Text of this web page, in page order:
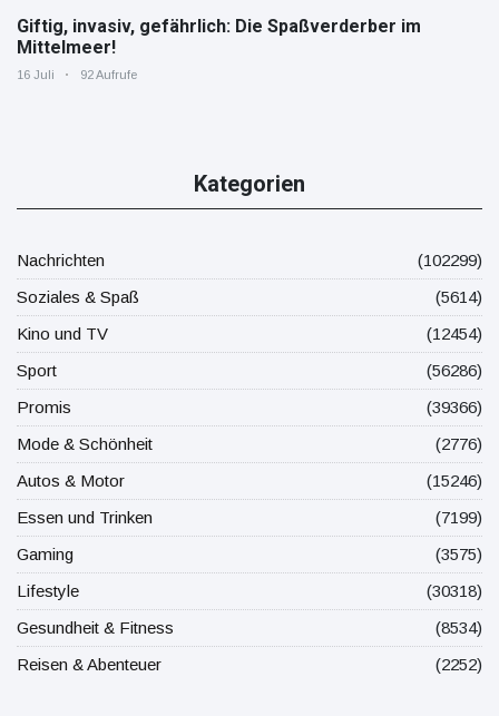
Giftig, invasiv, gefährlich: Die Spaßverderber im
Mittelmeer!
16 Juli 92 Aufrufe
Kategorien
Nachrichten
(102299)
Soziales & Spaß
(5614)
Kino und TV
(12454)
Sport
(56286)
Promis
(39366)
Mode & Schönheit
(2776)
Autos & Motor
(15246)
Essen und Trinken
(7199)
Gaming
(3575)
Lifestyle
(30318)
Gesundheit & Fitness
(8534)
Reisen & Abenteuer
(2252)